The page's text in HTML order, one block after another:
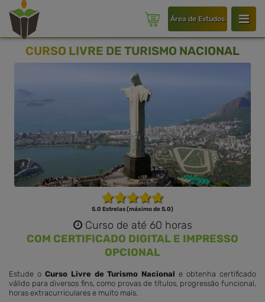
Área de Estudos
CURSO LIVRE DE TURISMO NACIONAL
5.0 Estrelas (máximo de 5.0)
Curso de até 60 horas
COM CERTIFICADO DIGITAL E IMPRESSO
OPCIONAL
Estude o Curso Livre de Turismo Nacional e obtenha certificado
válido para diversos fins, como provas de títulos, progressão funcional,
horas extracurriculares e muito mais.